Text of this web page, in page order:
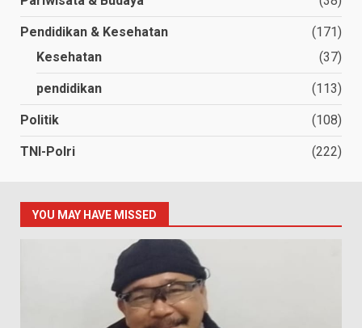
Pendidikan & Kesehatan
(171)
Kesehatan
(37)
pendidikan (113)
Politik (108)
TNI-Polri (222)
YOU MAY HAVE MISSED